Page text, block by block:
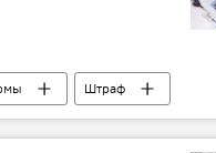
Штраф